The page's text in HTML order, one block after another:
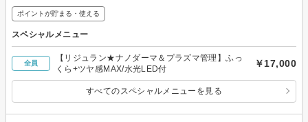
ポイントが貯まる・使える
スペシャルメニュー
全員
【リジュラン★ナノダーマ＆プラズマ管理】ふっ
くら+ツヤ感MAX/水光LED付
￥17,000
すべてのスペシャルメニューを見る